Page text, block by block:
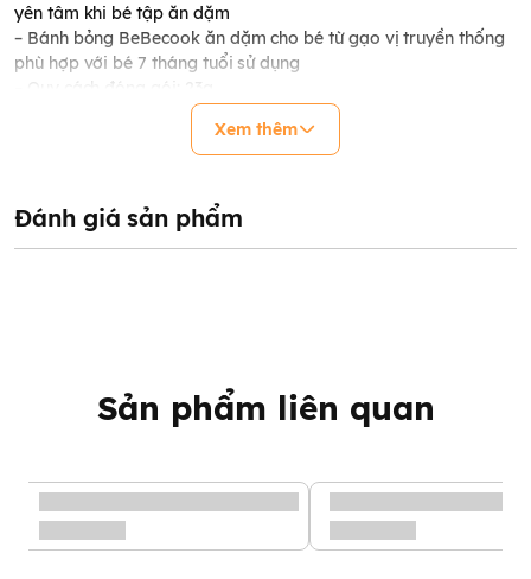
yên tâm khi bé tập ăn dặm
– Bánh bỏng BeBecook ăn dặm cho bé từ gạo vị truyền thống
phù hợp với bé 7 tháng tuổi sử dụng
– Quy cách đóng gói: 23g
– HSD: 12 tháng kể từ NSX
– Bánh bỏng ăn dặm cho bé BeBecook ăn liền, sử dụng ngay
không cần qua chế biến
– Bánh bỏng ăn dặm cho bé BeBecook bảo quản ở nhiệt độ
Xem thêm
Đánh giá sản phẩm
Sản phẩm liên quan